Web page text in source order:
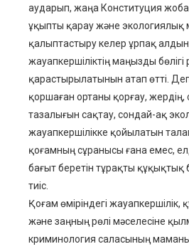
аударып, жаңа Конституция
ұқыпты қарау және экологиялық
қалыптастыру келер ұрпақ
жауапкершіліктің маңызды бөлігі
қарастырылатынын атап өтті.
қоршаған ортаны қорғау,
тазалығын сақтау, сондай-ақ
жауапкершілікке қойылатын
қоғамның сұранысы ғана емес,
бағыт беретін тұрақты құқықтық
тиіс.
Қоғам өміріндегі
және заңның рөлі мәселесіне
криминология саласының